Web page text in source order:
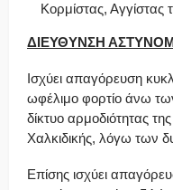
Κορμίστας, Αγγίστας
ΔΙΕΥΘΥΝΣΗ
Ισχύει απαγόρευση
ωφέλιμο φορτίο άνω
δίκτυο αρμοδιότητας
Χαλκιδικής, λόγω των
Επίσης ισχύει